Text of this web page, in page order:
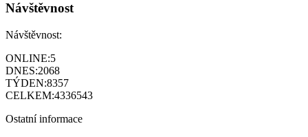
Návštěvnost
Návštěvnost:
ONLINE:5
DNES:2068
TÝDEN:8357
CELKEM:4336543
Ostatní informace